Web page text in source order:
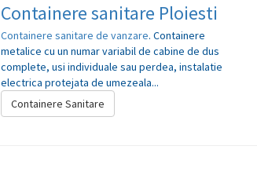
Containere sanitare Ploiesti
Containere sanitare de vanzare. Containere
metalice cu un numar variabil de cabine de dus
complete, usi individuale sau perdea, instalatie
electrica protejata de umezeala...
Containere Sanitare